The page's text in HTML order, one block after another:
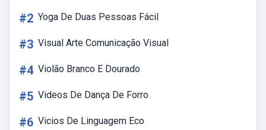
#2 Yoga De Duas Pessoas Fácil
#3 Visual Arte Comunicação Visual
#4 Violão Branco E Dourado
#5 Videos De Dança De Forro
#6 Vicios De Linguagem Eco